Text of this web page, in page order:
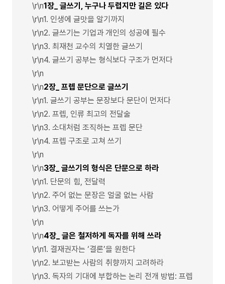
\r\n1장_ 글쓰기, 누구나 두렵지만 길은 있다
\r\n1. 인생에 글맛을 알기까지
\r\n2. 글쓰기는 기업과 개인의 성공에 필수
\r\n3. 최재천 교수의 치열한 글쓰기
\r\n4. 글쓰기 공부는 형식보다 구조가 먼저다
\r\n
\r\n2장_ 프렙 문단으로 글쓰기
\r\n1. 글쓰기 공부는 문장보다 문단이 먼저다
\r\n2. 프렙, 인류 최고의 전달술
\r\n3. 소대처럼 조직하는 프렙 문단
\r\n4. 프렙 구조로 고쳐 쓰기
\r\n
\r\n3장_ 글쓰기의 형식은 단문으로 하라
\r\n1. 단문의 힘, 전달력
\r\n2. 주어 없는 문장은 얼굴 없는 사람
\r\n3. 어떻게 주어를 쓰는가
\r\n
\r\n4장_ 글은 철저하게 독자를 위해 쓰라
\r\n1. 결재권자는 ‘결론’을 원한다
\r\n2. 보고받는 사람의 취향까지 고려하라
\r\n3. 독자의 기대에 부합하는 논리 전개 방법: 프렙